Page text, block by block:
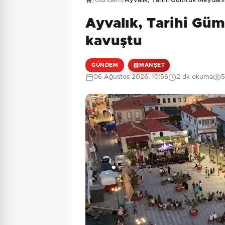
Güvenlik Sorusu: 1 + 10 = ?
Ayvalık, Tarihi
kavuştu
GÜNDEM MANŞET
06 Ağustos 2026, 10:56 2 dk okuma